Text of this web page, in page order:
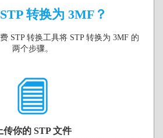
转换为 3MF？
STP 转换工具将 STP 转换为 3MF 的
两个步骤。
传你的 STP 文件